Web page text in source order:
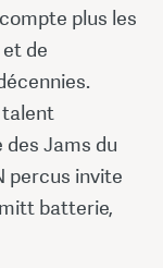
plus les
de
talent
Jams du
percus invite
batterie,